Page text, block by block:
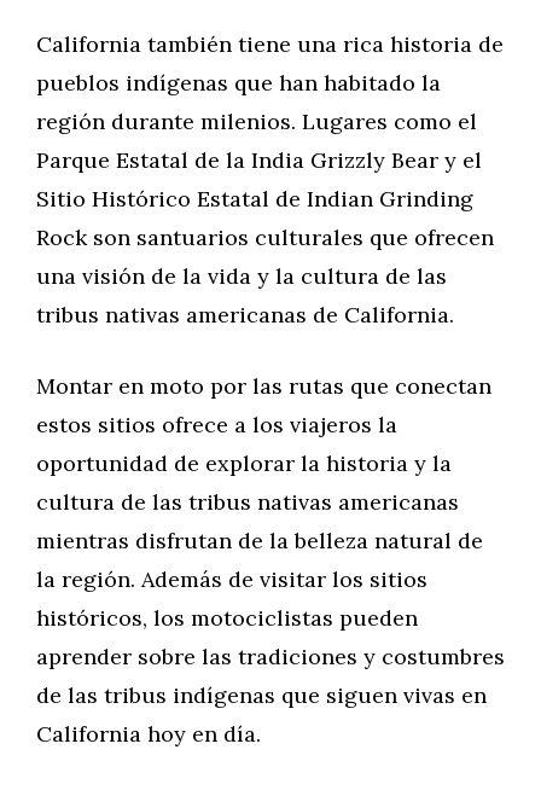
California también tiene una rica historia de
pueblos indígenas que han habitado la
región durante milenios. Lugares como el
Parque Estatal de la India Grizzly Bear y el
Sitio Histórico Estatal de Indian Grinding
Rock son santuarios culturales que ofrecen
una visión de la vida y la cultura de las
tribus nativas americanas de California.
Montar en moto por las rutas que conectan
estos sitios ofrece a los viajeros la
oportunidad de explorar la historia y la
cultura de las tribus nativas americanas
mientras disfrutan de la belleza natural de
la región. Además de visitar los sitios
históricos, los motociclistas pueden
aprender sobre las tradiciones y costumbres
de las tribus indígenas que siguen vivas en
California hoy en día.